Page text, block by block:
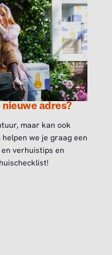
adres?
maar kan ook
we je graag een
verhuistips en